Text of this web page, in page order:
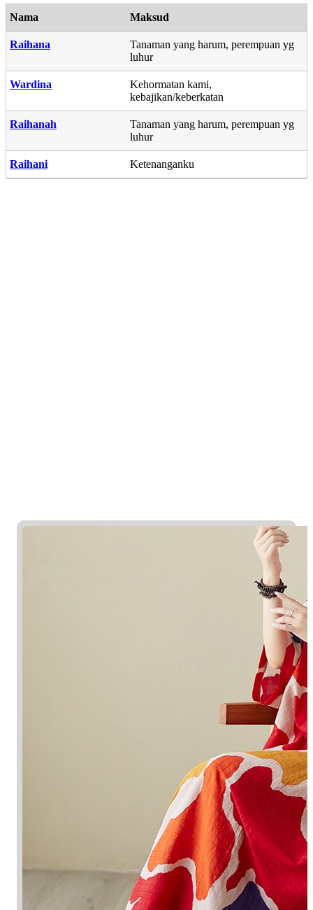
Nama Maksud
Raihana
Tanaman yang harum, perempuan yg
luhur
Wardina
Kehormatan kami,
kebajikan/keberkatan
Raihanah
Tanaman yang harum, perempuan yg
luhur
Raihani Ketenanganku